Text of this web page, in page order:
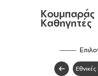
Κουμπαράς
Καθηγητές